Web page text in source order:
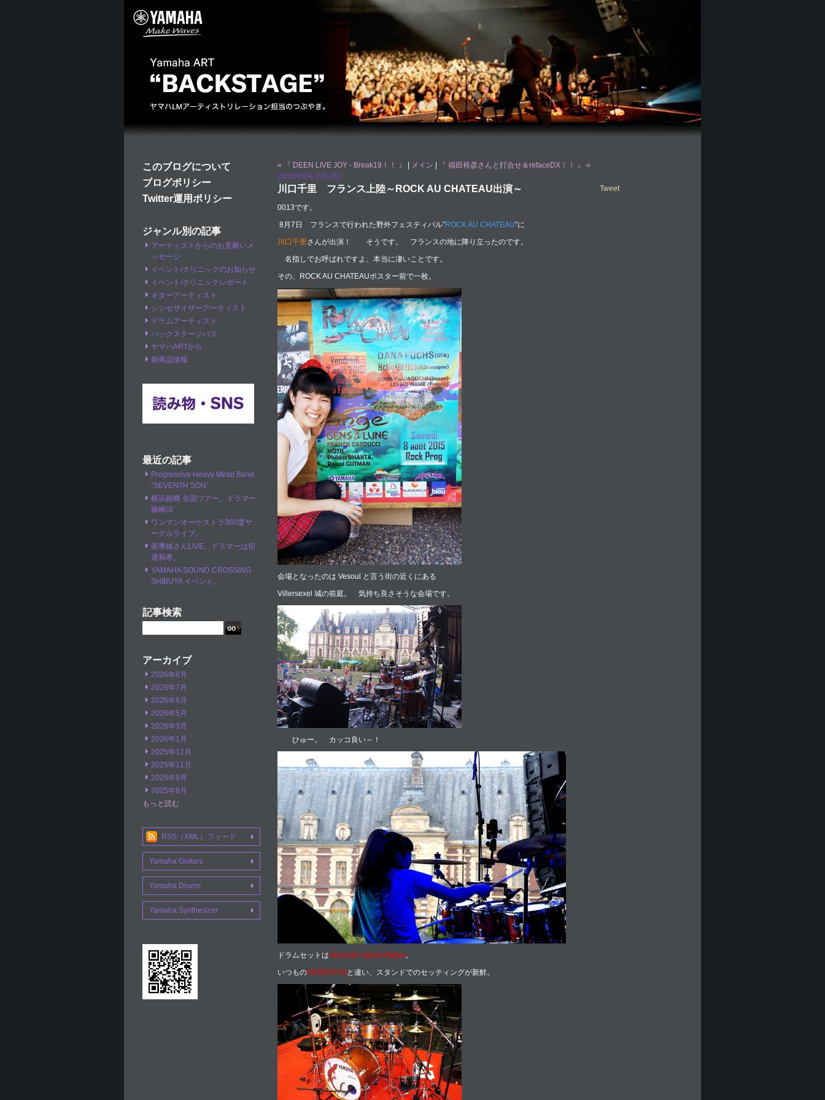
このブログについて
ブログポリシー
Twitter運用ポリシー
ジャンル別の記事
アーティストからのお見舞いメ
ッセージ
イベント/クリニックのお知らせ
イベント/クリニックレポート
ギターアーティスト
シンセサイザーアーティスト
ドラムアーティスト
バックステージパス
ヤマハARTから
新商品情報
最近の記事
Progressive Heavy Metal Band
”SEVENTH SON”
横浜銀蝿 全国ツアー。ドラマー
藤崎涼
ワンマンオーケストラ360度サ
ークルライブ。
亜季緒さんLIVE。ドラマーは切
通和孝。
YAMAHA SOUND CROSSING
SHIBUYA イベント。
記事検索
アーカイブ
2026年8月
2026年7月
2026年6月
2026年5月
2026年3月
2026年1月
2025年12月
2025年11月
2025年9月
2025年8月
もっと読む
RSS（XML）フィード
Yamaha Guitars
Yamaha Drums
Yamaha Synthesizer
« 『 DEEN LIVE JOY - Break19！！ 』 メイン
『 福田裕彦さんと打合せ＆refaceDX！！ 』 »
2015年9月 2日 (水)
Tweet
川口千里 フランス上陸～ROCK AU CHATEAU出演～
0013です。
8月7日 フランスで行われた野外フェスティバル”ROCK AU CHATEAU”に
川口千里さんが出演！ そうです。 フランスの地に降り立ったのです。
名指しでお呼ばれですよ、本当に凄いことです。
その、ROCK AU CHATEAUポスター前で一枚。
会場となったのは Vesoul と言う街の近くにある
Villersexel 城の前庭。 気持ち良さそうな会場です。
ひゅー。 カッコ良い～！
ドラムセットはAbsolute Hybrid Maple。
いつものHEXRACKII と違い、スタンドでのセッティングが新鮮。